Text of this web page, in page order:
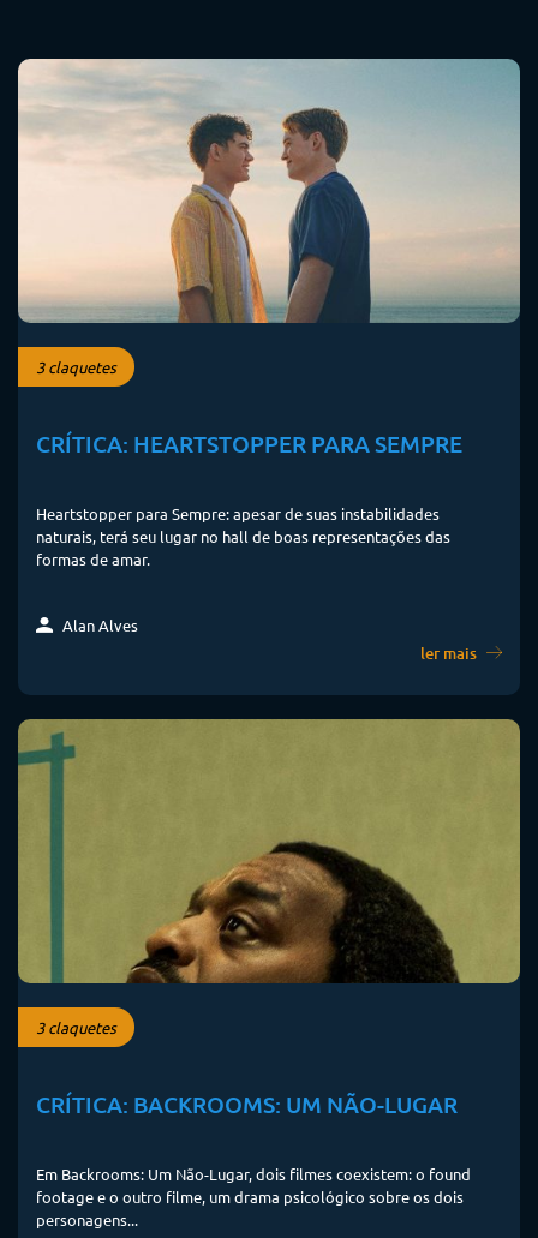
3 claquetes
CRÍTICA: HEARTSTOPPER PARA SEMPRE
Heartstopper para Sempre: apesar de suas instabilidades
naturais, terá seu lugar no hall de boas representações das
formas de amar.
Alan Alves
ler mais
3 claquetes
CRÍTICA: BACKROOMS: UM NÃO-LUGAR
Em Backrooms: Um Não-Lugar, dois filmes coexistem: o found
footage e o outro filme, um drama psicológico sobre os dois
personagens...